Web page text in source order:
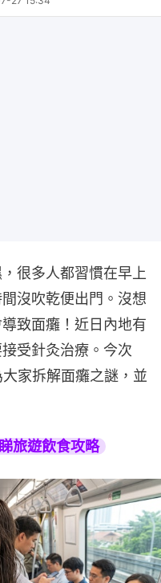
很多人都習慣在早上
沒吹乾便出門。沒想
致面癱！近日內地有
受針灸治療。今次
大家拆解面癱之謎，並
旅遊飲食攻略